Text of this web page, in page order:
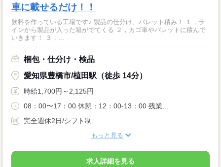
車に載せるだけ！！
飲料を作っている工場です♪ 製品の仕分け、パレット積み！ １，ラ
インから製品が入った箱がでてくる ２，カゴ車やパレットに積んで
いきます！ ３，...
梱包・仕分け・検品
愛知県豊橋市/植田駅（徒歩 14分）
時給1,700円～2,125円
08：00〜17：00 休憩：12：00-13：00 残業...
完全週休2日/シフト制
もっと見る
求人詳細を見る